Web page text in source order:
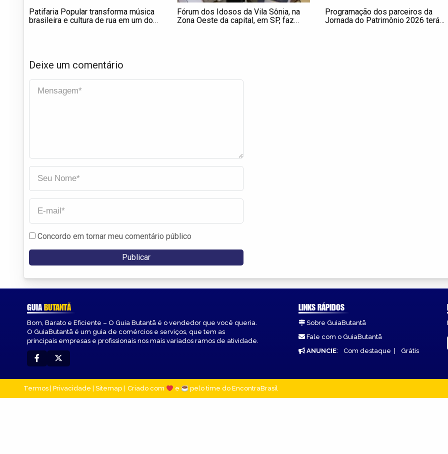
Patifaria Popular transforma música
brasileira e cultura de rua em um dos
Fórum dos Idosos da Vila Sônia, na
Zona Oeste da capital, em SP, faz
Programação dos parceiros da
Jornada do Patrimônio 2026 terá
Deixe um comentário
Concordo em tornar meu comentário público
GUIABUTANTÃ
Bom, Barato e Eficiente – O Guia Butantã é o vendedor que você queria.
O GuiaButantã é um guia de comércios e serviços, que tem as
principais empresas e profissionais nos mais variados ramos de atividade.
LINKS RÁPIDOS
Sobre GuiaButantã
Fale com o GuiaButantã
ANUNCIE: Com destaque| Grátis
Termos Privacidade Sitemap Criado com e pelo time do EncontraBrasil